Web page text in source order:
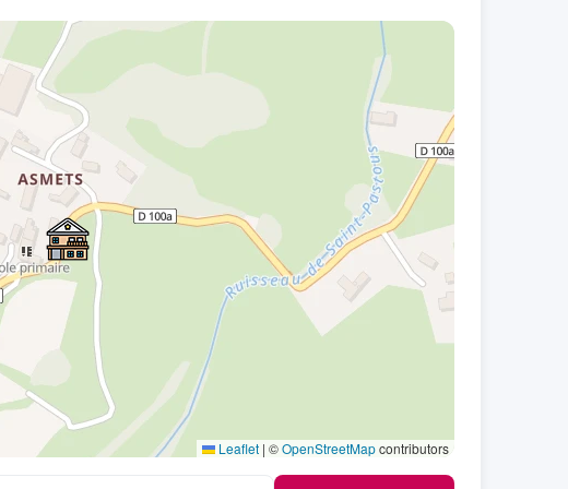
Leaflet | ©OpenStreetMapcontributors